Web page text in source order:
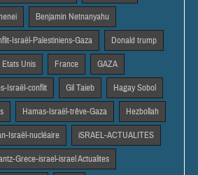
Benjamin Netnanyahu
Israël-Palestiniens-Gaza Donald trump
Etats Unis France GAZA
Israël-conflit Gil Taieb Hagay Sobol
Hamas-Israël-trêve-Gaza Hezbollah
Israël-nucléaire iSRAEL-ACTUALITES
Grece-israel-israel Actualites